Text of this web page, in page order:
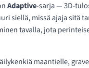
Adaptive-sarja — 3D-
siellä, missä ajaja sitä
tavalla, jota
maantielle,